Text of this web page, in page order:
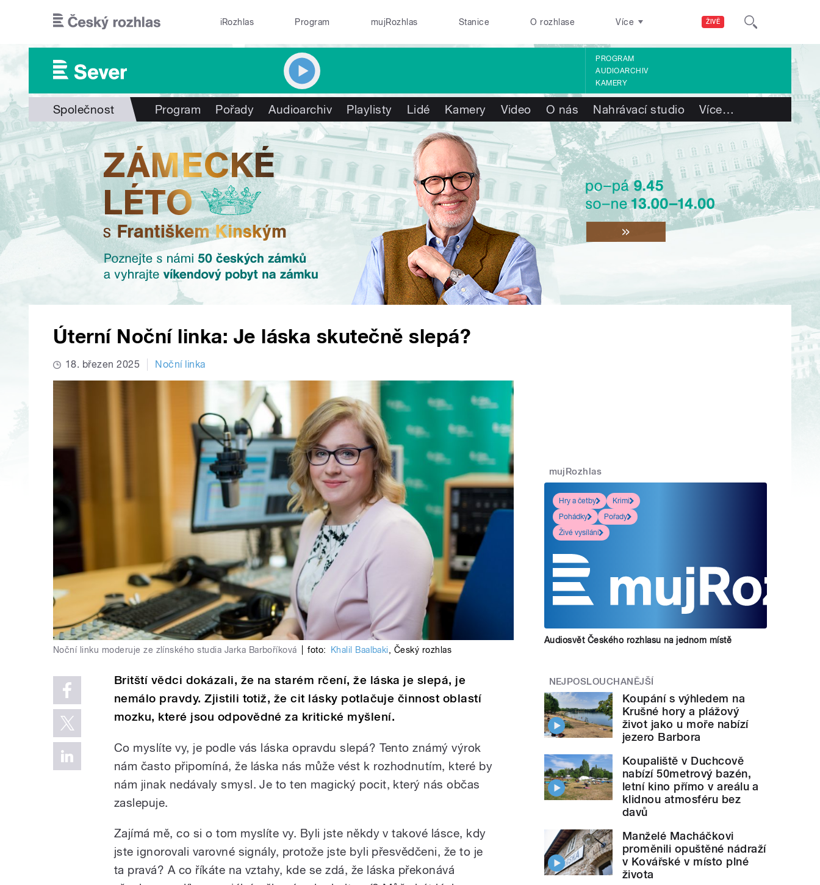
ŽIVĚ
iRozhlas Program mujRozhlas Stanice O rozhlase Více
PROGRAM
AUDIOARCHIV
KAMERY
Společnost Program Pořady Audioarchiv Playlisty Lidé Kamery Video O nás Nahrávací studio Více…
Úterní Noční linka: Je láska skutečně slepá?
18. březen 2025 Noční linka
Noční linku moderuje ze zlínského studia Jarka Barboříková foto: Khalil Baalbaki, Český rozhlas
Britští vědci dokázali, že na starém rčení, že láska je slepá, je
nemálo pravdy. Zjistili totiž, že cit lásky potlačuje činnost oblastí
mozku, které jsou odpovědné za kritické myšlení.
Co myslíte vy, je podle vás láska opravdu slepá? Tento známý výrok
nám často připomíná, že láska nás může vést k rozhodnutím, které by
nám jinak nedávaly smysl. Je to ten magický pocit, který nás občas
zaslepuje.
Zajímá mě, co si o tom myslíte vy. Byli jste někdy v takové lásce, kdy
jste ignorovali varovné signály, protože jste byli přesvědčeni, že to je
ta pravá? A co říkáte na vztahy, kde se zdá, že láska překonává
mujRozhlas
Hry a četby
Krimi
Pohádky
Pořady
Živé vysílání
Audiosvět Českého rozhlasu na jednom místě
NEJPOSLOUCHANĚJŠÍ
Koupání s výhledem na
Krušné hory a plážový
život jako u moře nabízí
jezero Barbora
Koupaliště v Duchcově
nabízí 50metrový bazén,
letní kino přímo v areálu a
klidnou atmosféru bez
davů
Manželé Macháčkovi
proměnili opuštěné nádraží
v Kovářské v místo plné
života